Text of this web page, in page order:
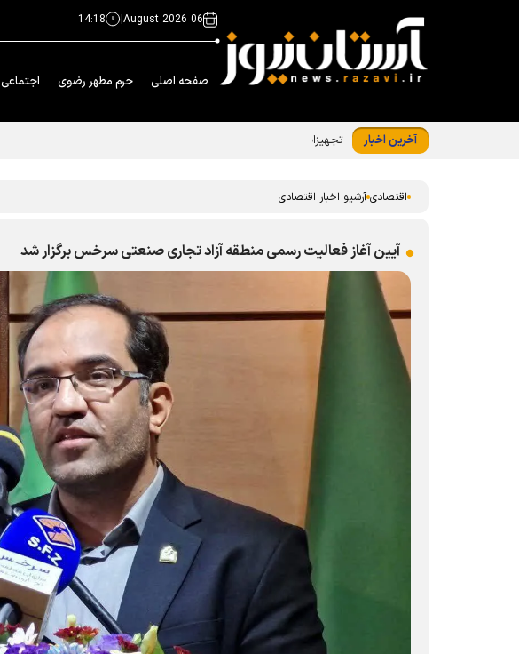
06 August 2026
|
14:18
صفحه اصلی حرم مطهر رضوی اجتماعی
آخرین اخبار تجهیزات نوین خط تولید شرکت کمباین سازی ایران رونمایی شد
اقتصادی آرشیو اخبار اقتصادی
آیین آغاز فعالیت رسمی منطقه آزاد تجاری صنعتی سرخس برگزار شد